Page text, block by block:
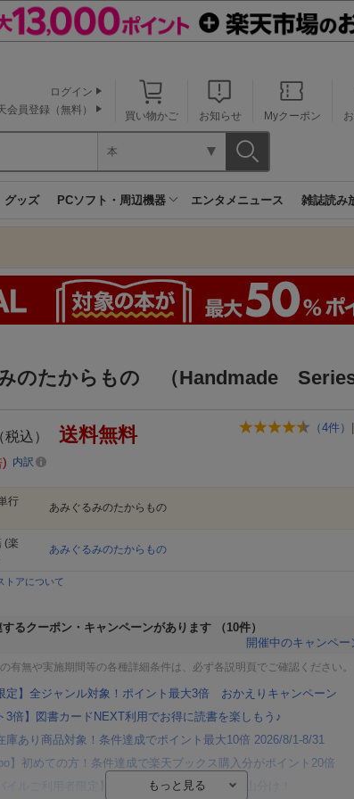
買い物かご お知らせ Myクーポン
ログイン
会員登録（無料）
本
グッズ PCソフト・周辺機器 エンタメニュース 雑誌読み
のたからもの （Handmade Series
（4件） |
税込） 送料無料
内訳
行
あみぐるみのたからもの
(楽
あみぐるみのたからもの
トアについて
るクーポン・キャンペーンがあります
（10件）
開催中のキャンペー
有無や実施期間等の各種詳細条件は、必ず各説明頁でご確認ください。
定】全ジャンル対象！ポイント最大3倍 おかえりキャンペーン
3倍】図書カードNEXT利用でお得に読書を楽しもう♪
庫あり商品対象！条件達成でポイント最大10倍 2026/8/1-8/31
】初めての方！条件達成で楽天ブックス購入分がポイント20倍
イルご利用者限定】条件達成で100万ポイント山分け！